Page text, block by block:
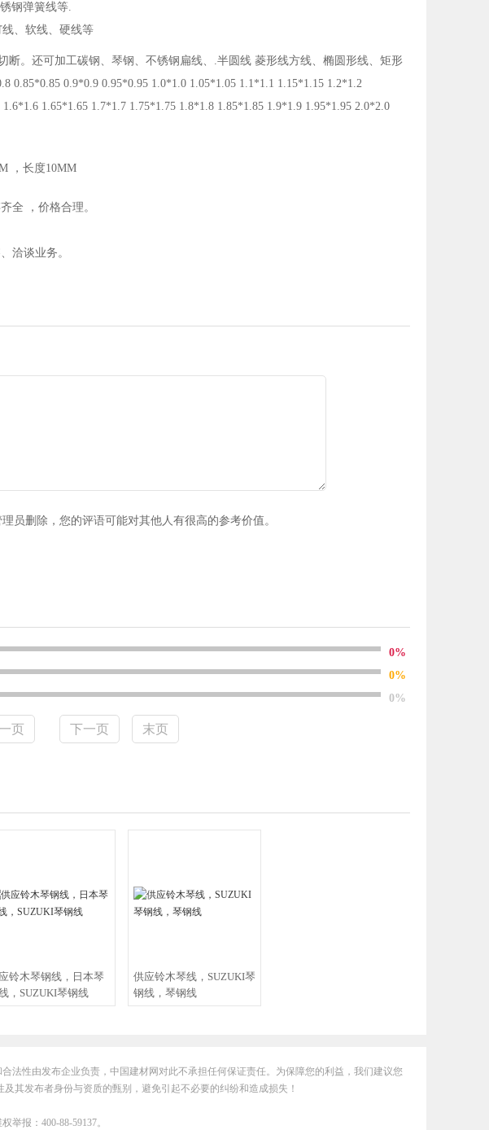
钢弹簧线等.
线、软线、硬线等
。还可加工碳钢、琴钢、不锈钢扁线、.半圆线 菱形线方线、椭圆形线、矩形
0.85*0.85 0.9*0.9 0.95*0.95 1.0*1.0 1.05*1.05 1.1*1.1 1.15*1.15 1.2*1.2
1.65*1.65 1.7*1.7 1.75*1.75 1.8*1.8 1.85*1.85 1.9*1.9 1.95*1.95 2.0*2.0
，长度10MM
全 ，价格合理。
洽谈业务。
员删除，您的评语可能对其他人有很高的参考价值。
0%
0%
0%
一页 下一页 末页
铃木琴钢线，日本琴
，SUZUKI琴钢线
供应铃木琴线，SUZUKI琴
钢线，琴钢线
法性由发布企业负责，中国建材网对此不承担任何保证责任。为保障您的利益，我们建议您
其发布者身份与资质的甄别，避免引起不必要的纠纷和造成损失！
举报：400-88-59137。